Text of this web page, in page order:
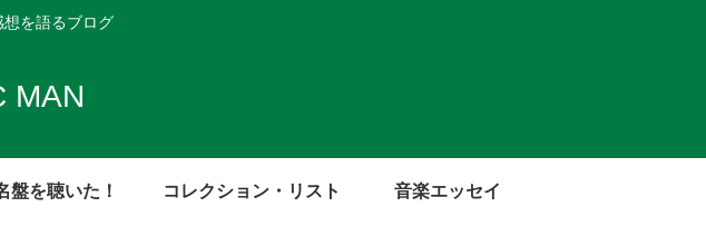
を語るブログ
MAN
盤を聴いた！ コレクション・リスト 音楽エッセイ